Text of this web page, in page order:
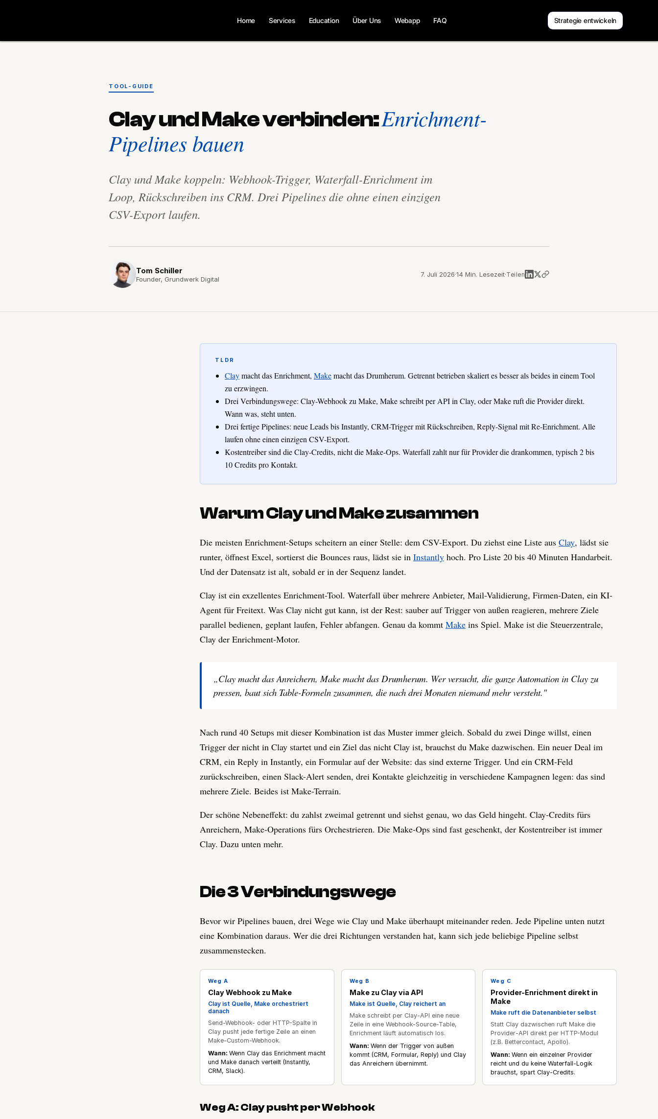
Home Services Über Uns FAQ
Webapp
Education Strategie entwickeln
TOOL-GUIDE
Clay und Make verbinden:Enrichment-
Pipelines bauen
Clay und Make koppeln: Webhook-Trigger, Waterfall-Enrichment im
Loop, Rückschreiben ins CRM. Drei Pipelines die ohne einen einzigen
CSV-Export laufen.
Tom Schiller
Founder, Grundwerk Digital
7. Juli 2026·14 Min. Lesezeit·Teilen
TLDR
Claymacht das Enrichment, Makemacht das Drumherum. Getrennt betrieben skaliert es besser als beides in einem Tool
zu erzwingen.
Drei Verbindungswege: Clay-Webhook zu Make, Make schreibt per API in Clay, oder Make ruft die Provider direkt.
Wann was, steht unten.
Drei fertige Pipelines: neue Leads bis Instantly, CRM-Trigger mit Rückschreiben, Reply-Signal mit Re-Enrichment. Alle
laufen ohne einen einzigen CSV-Export.
Kostentreiber sind die Clay-Credits, nicht die Make-Ops. Waterfall zahlt nur für Provider die drankommen, typisch 2 bis
10 Credits pro Kontakt.
Warum Clay und Make zusammen
Die meisten Enrichment-Setups scheitern an einer Stelle: dem CSV-Export. Du ziehst eine Liste aus Clay, lädst sie
runter, öffnest Excel, sortierst die Bounces raus, lädst sie in Instantly hoch. Pro Liste 20 bis 40 Minuten Handarbeit.
Und der Datensatz ist alt, sobald er in der Sequenz landet.
Clay ist ein exzellentes Enrichment-Tool. Waterfall über mehrere Anbieter, Mail-Validierung, Firmen-Daten, ein KI-
Agent für Freitext. Was Clay nicht gut kann, ist der Rest: sauber auf Trigger von außen reagieren, mehrere Ziele
parallel bedienen, geplant laufen, Fehler abfangen. Genau da kommt Make ins Spiel. Make ist die Steuerzentrale,
Clay der Enrichment-Motor.
„Clay macht das Anreichern, Make macht das Drumherum. Wer versucht, die ganze Automation in Clay zu
pressen, baut sich Table-Formeln zusammen, die nach drei Monaten niemand mehr versteht."
Nach rund 40 Setups mit dieser Kombination ist das Muster immer gleich. Sobald du zwei Dinge willst, einen
Trigger der nicht in Clay startet und ein Ziel das nicht Clay ist, brauchst du Make dazwischen. Ein neuer Deal im
CRM, ein Reply in Instantly, ein Formular auf der Website: das sind externe Trigger. Und ein CRM-Feld
zurückschreiben, einen Slack-Alert senden, drei Kontakte gleichzeitig in verschiedene Kampagnen legen: das sind
mehrere Ziele. Beides ist Make-Terrain.
Der schöne Nebeneffekt: du zahlst zweimal getrennt und siehst genau, wo das Geld hingeht. Clay-Credits fürs
Anreichern, Make-Operations fürs Orchestrieren. Die Make-Ops sind fast geschenkt, der Kostentreiber ist immer
Clay. Dazu unten mehr.
Die 3 Verbindungswege
Bevor wir Pipelines bauen, drei Wege wie Clay und Make überhaupt miteinander reden. Jede Pipeline unten nutzt
eine Kombination daraus. Wer die drei Richtungen verstanden hat, kann sich jede beliebige Pipeline selbst
zusammenstecken.
WegA
Clay Webhook zu Make
Clay ist Quelle, Make orchestriert
danach
Send-Webhook- oder HTTP-Spalte in
Clay pusht jede fertige Zeile an einen
Make-Custom-Webhook.
Wann: Wenn Clay das Enrichment macht
und Make danach verteilt (Instantly,
CRM, Slack).
Weg B
Make zu Clay via API
Make ist Quelle, Clay reichert an
Make schreibt per Clay-API eine neue
Zeile in eine Webhook-Source-Table,
Enrichment läuft automatisch los.
Wann: Wenn der Trigger von außen
kommt (CRM, Formular, Reply) und Clay
das Anreichern übernimmt.
Weg C
Provider-Enrichment direkt in
Make
Make ruft die Datenanbieter selbst
Statt Clay dazwischen ruft Make die
Provider-API direkt per HTTP-Modul
(z.B. Bettercontact, Apollo).
Wann:Wenn ein einzelner Provider
reicht und du keine Waterfall-Logik
brauchst, spart Clay-Credits.
Weg A: Clay pusht per Webhook